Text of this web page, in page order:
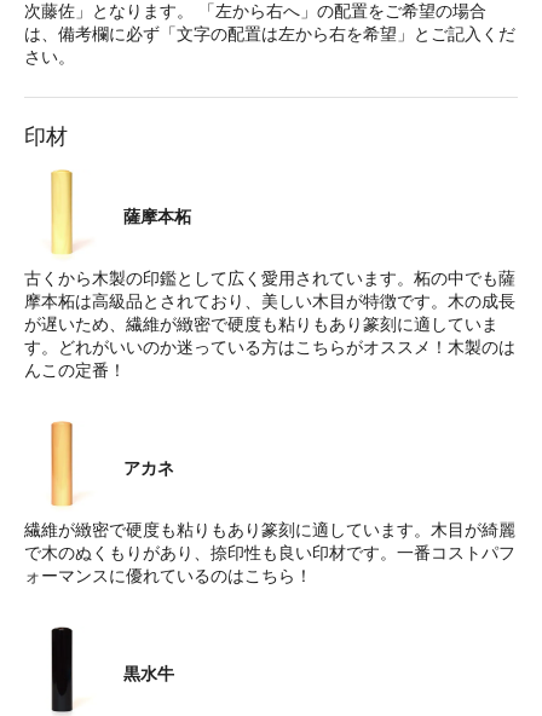
次藤佐」となります。 「左から右へ」の配置をご希望の場合
は、備考欄に必ず「文字の配置は左から右を希望」とご記入くだ
さい。
印材
薩摩本柘
古くから木製の印鑑として広く愛用されています。柘の中でも薩
摩本柘は高級品とされており、美しい木目が特徴です。木の成長
が遅いため、繊維が緻密で硬度も粘りもあり篆刻に適していま
す。どれがいいのか迷っている方はこちらがオススメ！木製のは
んこの定番！
アカネ
繊維が緻密で硬度も粘りもあり篆刻に適しています。木目が綺麗
で木のぬくもりがあり、捺印性も良い印材です。一番コストパフ
ォーマンスに優れているのはこちら！
黒水牛